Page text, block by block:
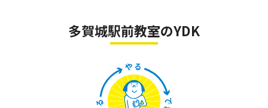
多賀城駅前教室のYDK